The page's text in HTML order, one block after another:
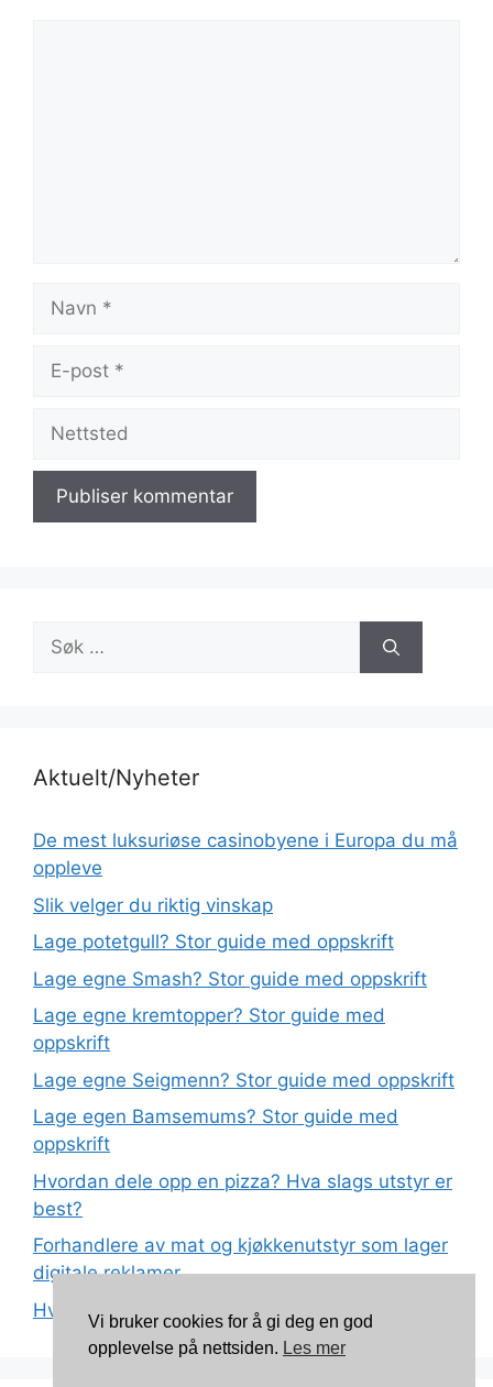
Navn
Nettsted
Søk
etter:
Aktuelt/Nyheter
De mest luksuriøse casinobyene i Europa du må
oppleve
Slik velger du riktig vinskap
Lage potetgull? Stor guide med oppskrift
Lage egne Smash? Stor guide med oppskrift
Lage egne kremtopper? Stor guide med
oppskrift
Lage egne Seigmenn? Stor guide med oppskrift
Lage egen Bamsemums? Stor guide med
oppskrift
Hvordan dele opp en pizza? Hva slags utstyr er
best?
Forhandlere av mat og kjøkkenutstyr som lager
digitale reklamer
Hva betyr det at plast har matkvalitet?
Vi bruker cookies for å gi deg en god
opplevelse på nettsiden. Les mer